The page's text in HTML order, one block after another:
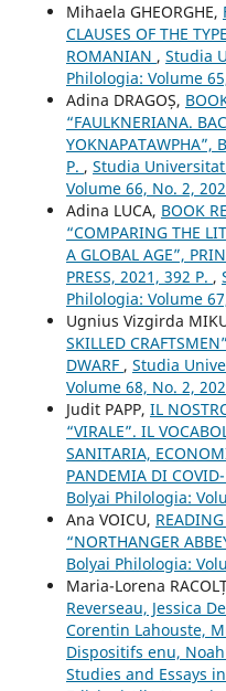
Mihaela GHEORGHE,
CLAUSES OF THE
ROMANIAN , Studia
Philologia: Volume
Adina DRAGOȘ,
“FAULKNERIANA.
YOKNAPATAWPHA”,
P. , Studia
Volume 66, No. 2,
Adina LUCA, BOOK
“COMPARING THE
A GLOBAL AGE”,
PRESS, 2021, 392 P. ,
Philologia: Volume
Ugnius Vizgirda
SKILLED
DWARF , Studia
Volume 68, No. 2,
Judit PAPP, IL
“VIRALE”. IL
SANITARIA,
PANDEMIA DI
Bolyai Philologia:
Ana VOICU,
“NORTHANGER
Bolyai Philologia:
Maria-Lorena
Reverseau, Jessica
Corentin Lahouste,
Dispositifs enu,
Studies and Essays